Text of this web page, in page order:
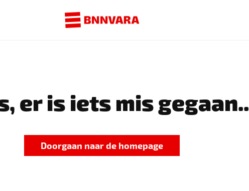
er is iets mis gegaan..
Doorgaan naar de homepage